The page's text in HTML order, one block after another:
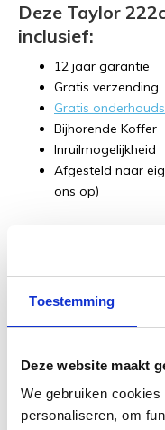
Toestemming
Deze website maakt
We gebruiken
personaliseren, om
Deze Taylor
inclusief:
12 jaar garantie
Gratis verzending
Gratis
Bijhorende Koffer
Inruilmogelijkheid
Afgesteld naar
ons op)
Contact
Wil je meer weten of
dan eens langs in de
een kopje koffie, thee of
ons opnemen via de
(038-3765004).